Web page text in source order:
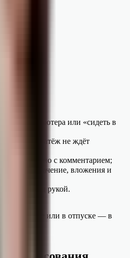
платить.
у компьютера или «сидеть в
— платёж не ждёт
можно с комментарием;
назначение, вложения и
всегда под рукой.
на встрече или в отпуске — в